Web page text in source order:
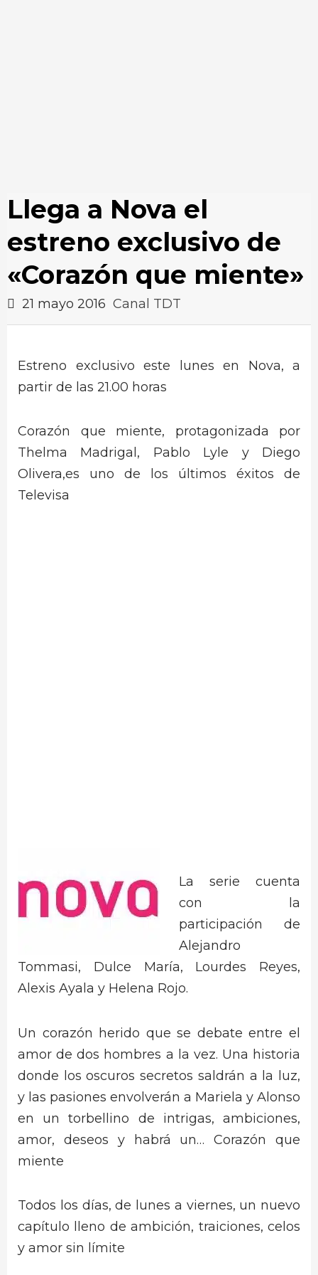
Llega a Nova el
estreno exclusivo de
«Corazón que miente»
21 mayo 2016 Canal TDT
Estreno exclusivo este lunes en Nova, a
partir de las 21.00 horas
Corazón que miente, protagonizada por
Thelma Madrigal, Pablo Lyle y Diego
Olivera,es uno de los últimos éxitos de
Televisa
La serie cuenta
con la
participación de
Alejandro
Tommasi, Dulce María, Lourdes Reyes,
Alexis Ayala y Helena Rojo.
Un corazón herido que se debate entre el
amor de dos hombres a la vez. Una historia
donde los oscuros secretos saldrán a la luz,
y las pasiones envolverán a Mariela y Alonso
en un torbellino de intrigas, ambiciones,
amor, deseos y habrá un… Corazón que
miente
Todos los días, de lunes a viernes, un nuevo
capítulo lleno de ambición, traiciones, celos
y amor sin límite